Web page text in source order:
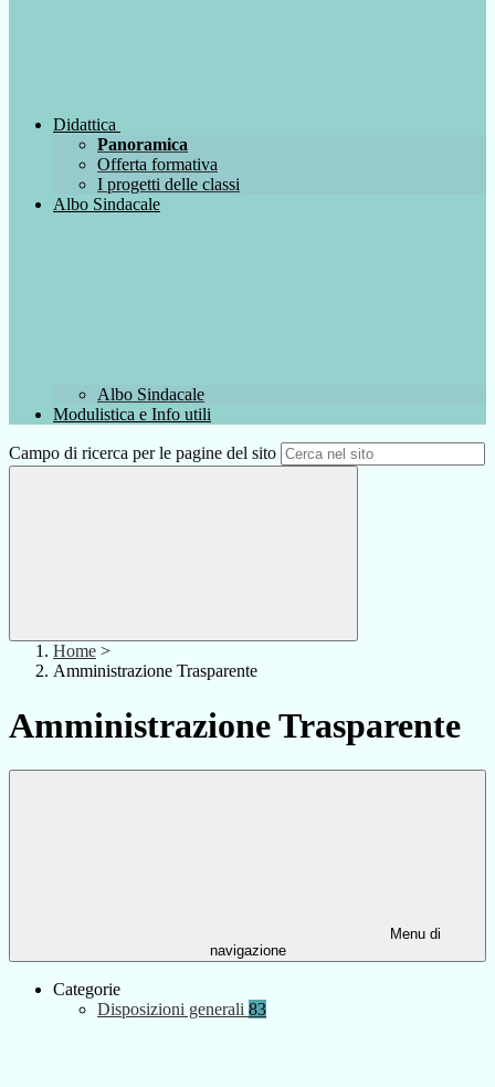
Didattica
Panoramica
Offerta formativa
I progetti delle classi
Albo Sindacale
Albo Sindacale
Modulistica e Info utili
Campo di ricerca per le pagine del sito
Home >
Amministrazione Trasparente
Amministrazione Trasparente
Menu di
navigazione
Categorie
Disposizioni generali 83